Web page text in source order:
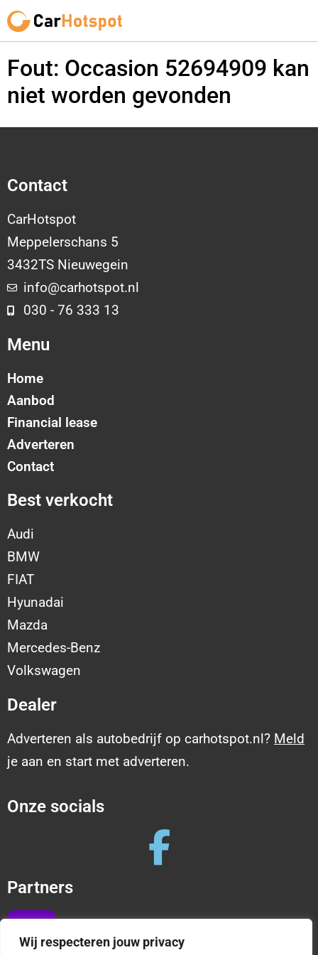
Wij respecteren jouw privacy
Fout: Occasion 52694909 kan
niet worden gevonden
Contact
CarHotspot
Meppelerschans 5
3432TS Nieuwegein
info@carhotspot.nl
030 - 76 333 13
Menu
Home
Aanbod
Financial lease
Adverteren
Contact
Best verkocht
Audi
BMW
FIAT
Hyunadai
Mazda
Mercedes-Benz
Volkswagen
Dealer
Adverteren als autobedrijf op carhotspot.nl? Meld
je aan en start met adverteren.
Onze socials
Partners